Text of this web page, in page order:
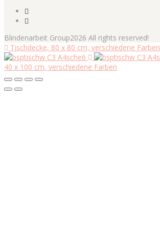
Blindenarbeit Group2026 All rights reserved!
Tischdecke, 80 x 80 cm, verschiedene Farben
40 x 100 cm, verschiedene Farben